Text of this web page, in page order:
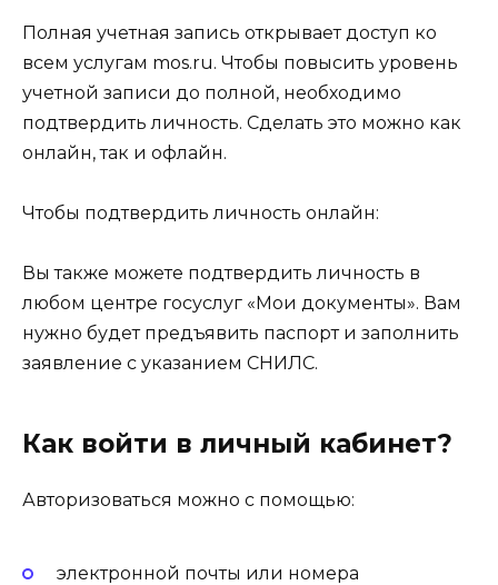
Полная учетная запись открывает доступ ко
всем услугам mos.ru. Чтобы повысить уровень
учетной записи до полной, необходимо
подтвердить личность. Сделать это можно как
онлайн, так и офлайн.
Чтобы подтвердить личность онлайн:
Вы также можете подтвердить личность в
любом центре госуслуг «Мои документы». Вам
нужно будет предъявить паспорт и заполнить
заявление с указанием СНИЛС.
Как войти в личный кабинет?
Авторизоваться можно с помощью:
электронной почты или номера